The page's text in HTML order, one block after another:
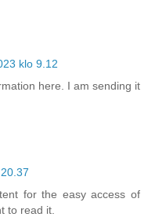
klo 9.12
here. I am sending it
for the easy access of
to read it.